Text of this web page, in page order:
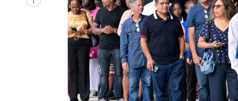
'낮 최고 39도' 불볕더위…한밤 열대야도 계속[내일날씨]
[속보]7~9일 프로야구 3연전도 폭염 취소…11일 재개
"韓 외환시장 개입 관측 배경엔 美의 대한국 무역적자 있어"
'월드컵 탈락 후폭풍' 축구협회…초유의 압수수색에 '충격·당황'
서울 낮 37.9도, 올여름 최고치 경신…영등포 순간 '40도'
[속보]종합특검, 대검 추가 압수수색…내란 중요임무종사 혐의
[속보]코스닥, 800p 회복…0.26% 오른 801.67 마감